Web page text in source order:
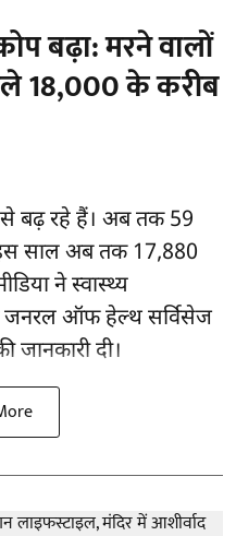
बढ़ा: मरने वालों
18,000 के करीब
बढ़ रहे हैं। अब तक 59
साल अब तक 17,880
ने स्वास्थ्य
जनरल ऑफ हेल्थ सर्विसेज
दी।